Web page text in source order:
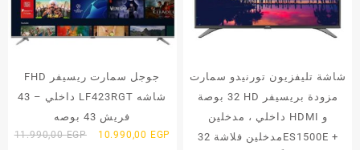
FHD جوجل سمارت ريسيفر
داخلي – 43 LF423RGT شاشه
فريش 43 بوصه
11.990,00EGP
Original
10.990,00 EGP Current
شاشة تليفزيون تورنيدو سمارت
32 بوصة HD مزودة بريسيفر
داخلي ، مدخلين HDMI و
مدخلين فلاشة 32ES1500E +